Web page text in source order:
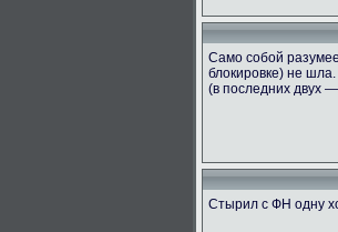
Само собой
блокировке) не
(в последних двух
Стырил с ФН одну